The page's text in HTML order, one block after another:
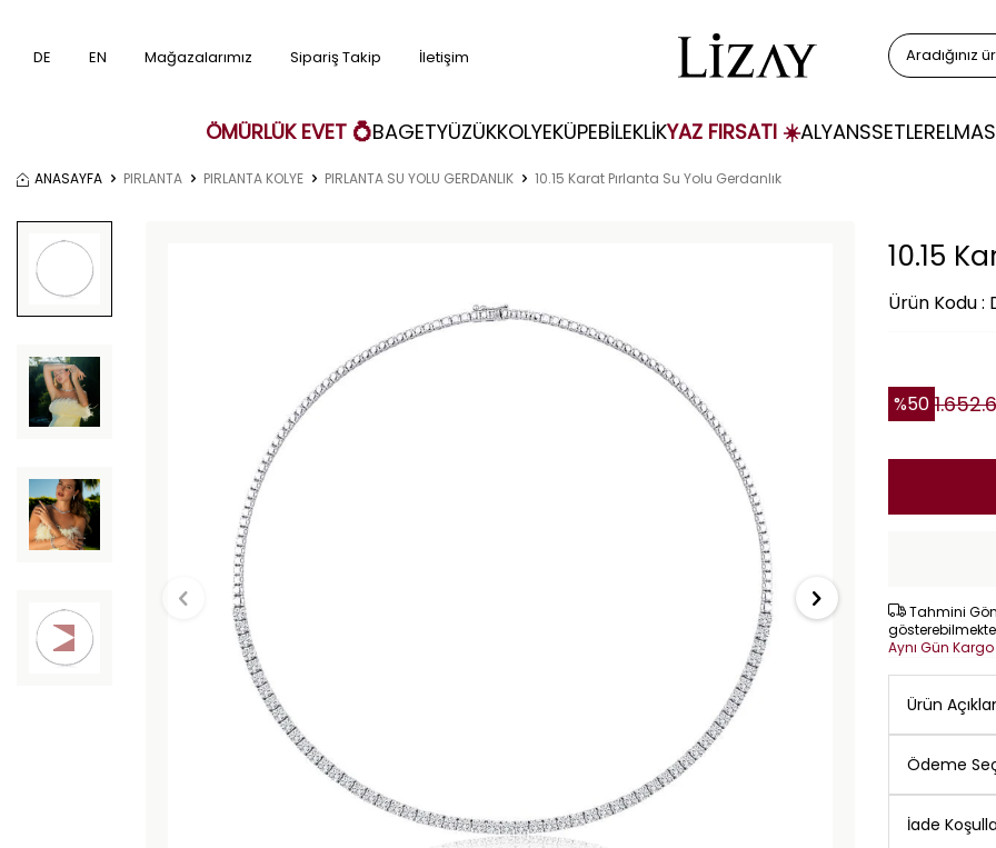
DE EN Mağazalarımız Sipariş Takip İletişim
ÖMÜRLÜK EVET 💍BAGETYÜZÜKKOLYEKÜPEBİLEKLİKYAZ FIRSATI ☀️ALYANSSETLERELMAS
ANASAYFA PIRLANTA PIRLANTA KOLYE PIRLANTA SU YOLU GERDANLIK 10.15 Karat Pırlanta Su Yolu Gerdanlık
10.15
Ürün Kodu :
%50
Tahmini
Aynı Gün Kargo
Ürün
Ödeme
İade